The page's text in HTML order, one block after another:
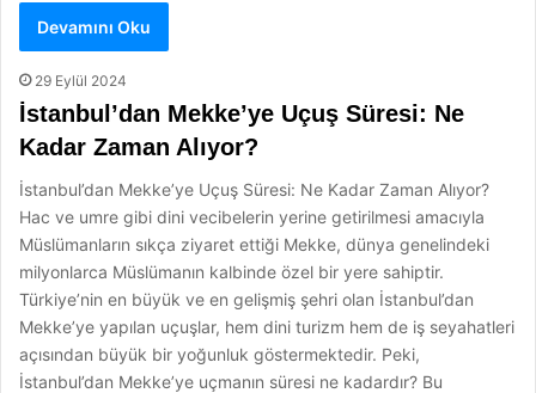
Devamını Oku
29 Eylül 2024
İstanbul’dan Mekke’ye Uçuş Süresi: Ne
Kadar Zaman Alıyor?
İstanbul’dan Mekke’ye Uçuş Süresi: Ne Kadar Zaman Alıyor?
Hac ve umre gibi dini vecibelerin yerine getirilmesi amacıyla
Müslümanların sıkça ziyaret ettiği Mekke, dünya genelindeki
milyonlarca Müslümanın kalbinde özel bir yere sahiptir.
Türkiye’nin en büyük ve en gelişmiş şehri olan İstanbul’dan
Mekke’ye yapılan uçuşlar, hem dini turizm hem de iş seyahatleri
açısından büyük bir yoğunluk göstermektedir. Peki,
İstanbul’dan Mekke’ye uçmanın süresi ne kadardır? Bu